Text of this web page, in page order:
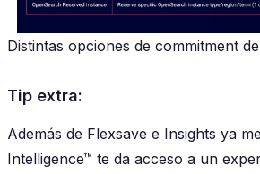
Distintas opciones de commitment
Tip extra:
Además de Flexsave e Insights ya
Intelligence™ te da acceso a un